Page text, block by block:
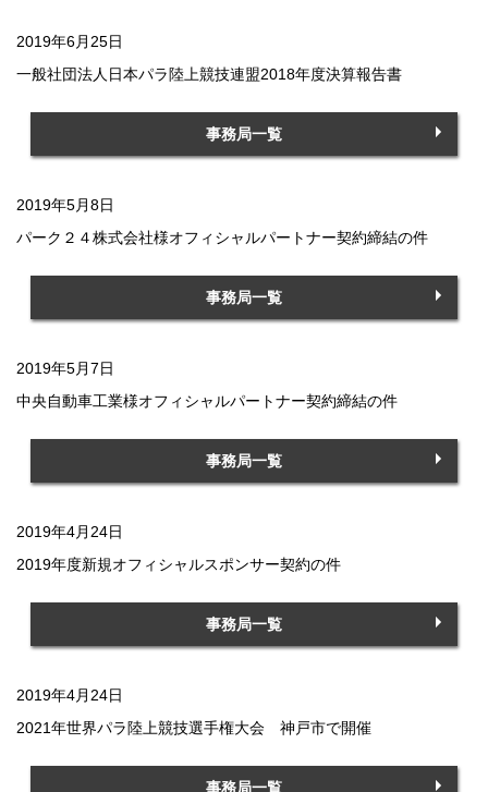
2019年6月25日
一般社団法人日本パラ陸上競技連盟2018年度決算報告書
事務局一覧
2019年5月8日
パーク２４株式会社様オフィシャルパートナー契約締結の件
事務局一覧
2019年5月7日
中央自動車工業様オフィシャルパートナー契約締結の件
事務局一覧
2019年4月24日
2019年度新規オフィシャルスポンサー契約の件
事務局一覧
2019年4月24日
2021年世界パラ陸上競技選手権大会 神戸市で開催
事務局一覧